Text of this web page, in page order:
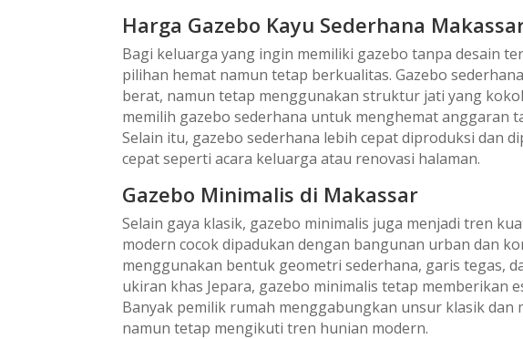
Harga Gazebo Kayu Sederhana
Bagi keluarga yang ingin memiliki gazebo tanpa desain
pilihan hemat namun tetap berkualitas. Gazebo
berat, namun tetap menggunakan struktur jati yang
memilih gazebo sederhana untuk menghemat anggaran
Selain itu, gazebo sederhana lebih cepat diproduksi dan
cepat seperti acara keluarga atau renovasi halaman.
Gazebo Minimalis di Makassar
Selain gaya klasik, gazebo minimalis juga menjadi tren
modern cocok dipadukan dengan bangunan urban dan
menggunakan bentuk geometri sederhana, garis tegas,
ukiran khas Jepara, gazebo minimalis tetap memberikan
Banyak pemilik rumah menggabungkan unsur klasik
namun tetap mengikuti tren hunian modern.